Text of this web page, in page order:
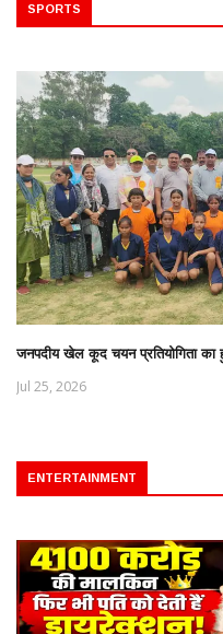
SPORTS
जनपदीय खेल कूद चयन प्रतियोगिता
Jul 25, 2026
ENTERTAINMENT